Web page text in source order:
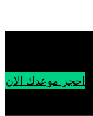
احجز موعدك الان